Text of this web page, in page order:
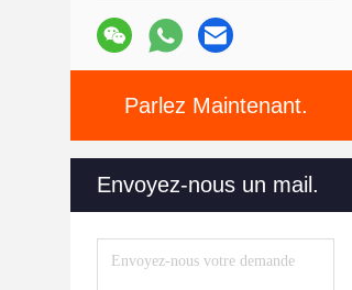
Parlez Maintenant.
Envoyez-nous un mail.